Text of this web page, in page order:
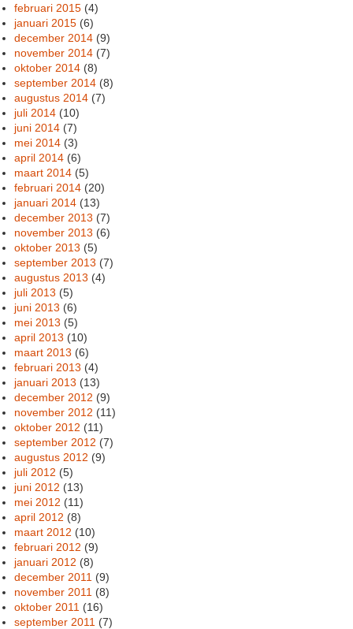
februari 2015 (4)
januari 2015 (6)
december 2014 (9)
november 2014 (7)
oktober 2014 (8)
september 2014 (8)
augustus 2014 (7)
juli 2014 (10)
juni 2014 (7)
mei 2014 (3)
april 2014 (6)
maart 2014 (5)
februari 2014 (20)
januari 2014 (13)
december 2013 (7)
november 2013 (6)
oktober 2013 (5)
september 2013 (7)
augustus 2013 (4)
juli 2013 (5)
juni 2013 (6)
mei 2013 (5)
april 2013 (10)
maart 2013 (6)
februari 2013 (4)
januari 2013 (13)
december 2012 (9)
november 2012 (11)
oktober 2012 (11)
september 2012 (7)
augustus 2012 (9)
juli 2012 (5)
juni 2012 (13)
mei 2012 (11)
april 2012 (8)
maart 2012 (10)
februari 2012 (9)
januari 2012 (8)
december 2011 (9)
november 2011 (8)
oktober 2011 (16)
september 2011 (7)